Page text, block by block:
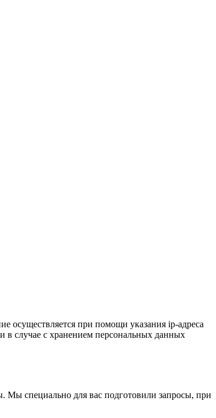
осуществляется при помощи указания ip-адреса
в случае с хранением персональных данных
Мы специально для вас подготовили запросы, при